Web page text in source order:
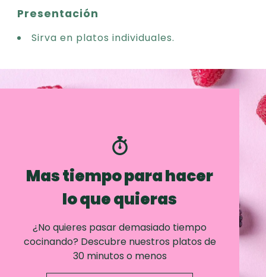
Presentación
Sirva en platos individuales.
Mas tiempo para hacer
lo que quieras
¿No quieres pasar demasiado tiempo
cocinando? Descubre nuestros platos de
30 minutos o menos